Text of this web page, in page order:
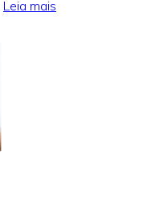
Leia mais